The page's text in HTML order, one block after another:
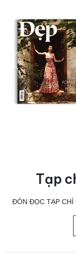
Tạp
ĐÓN ĐỌC TẠP CHÍ